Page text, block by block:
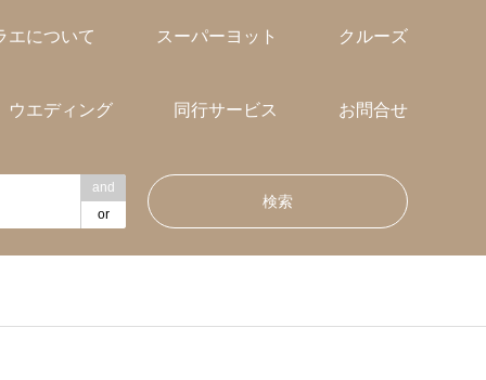
エについて スーパーヨット クルーズ
ウエディング 同行サービス お問合せ
and
or